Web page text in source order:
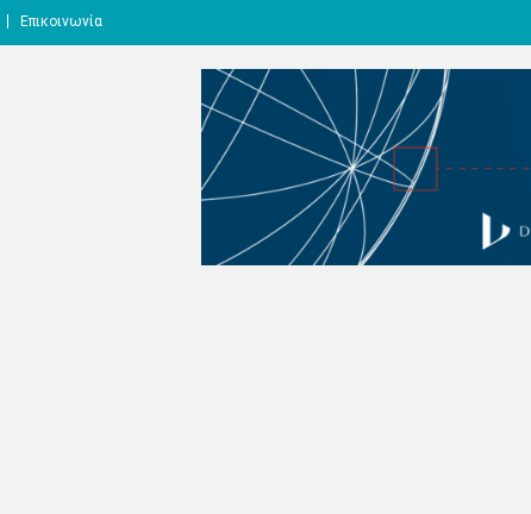
Επικοινωνία